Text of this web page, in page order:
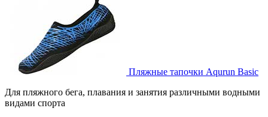
Пляжные тапочки Aqurun Basic
Для пляжного бега, плавания и занятия различными водными
видами спорта